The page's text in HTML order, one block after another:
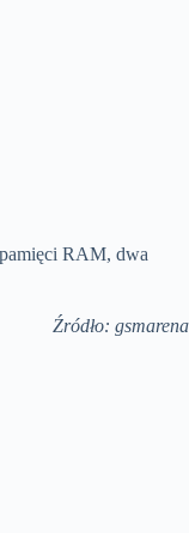
RAM, dwa
Źródło: gsmarena